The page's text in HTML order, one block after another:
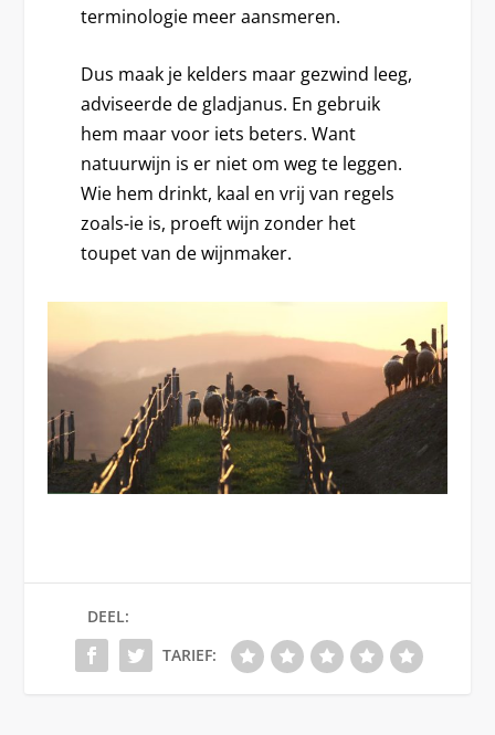
terminologie meer aansmeren.
Dus maak je kelders maar gezwind leeg,
adviseerde de gladjanus. En gebruik
hem maar voor iets beters. Want
natuurwijn is er niet om weg te leggen.
Wie hem drinkt, kaal en vrij van regels
zoals-ie is, proeft wijn zonder het
toupet van de wijnmaker.
DEEL:
TARIEF: